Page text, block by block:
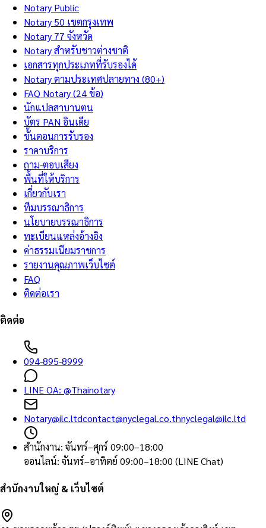
Notary Public
Notary 50 เขตกรุงเทพ
Notary 77 จังหวัด
Notary สำหรับชาวต่างชาติ
เอกสารทุกประเภทที่รับรองได้
Notary ตามประเทศปลายทาง (80+)
FAQ Notary (24 ข้อ)
นักแปลสาบานตน
บัตร PAN อินเดีย
ขั้นตอนการรับรอง
ราคาบริการ
ถาม-ตอบเสียง
พื้นที่ให้บริการ
เกี่ยวกับเรา
ทีมบรรณาธิการ
นโยบายบรรณาธิการ
ทะเบียนแหล่งอ้างอิง
ค่าธรรมเนียมราชการ
รายงานคุณภาพเว็บไซต์
FAQ
ติดต่อเรา
ติดต่อ
094-895-8999
LINE OA: @Thainotary
Notary@ilc.ltdcontact@nyclegal.co.thnyclegal@ilc.ltd
สำนักงาน: จันทร์–ศุกร์ 09:00–18:00
ออนไลน์: จันทร์–อาทิตย์ 09:00–18:00 (LINE Chat)
สำนักงานใหญ่ & เว็บไซต์